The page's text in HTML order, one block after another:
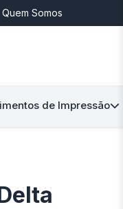
Quem Somos
de Impressão